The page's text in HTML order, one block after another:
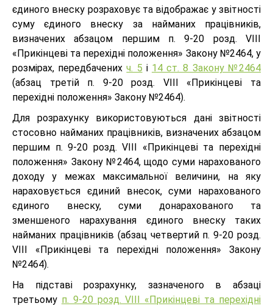
єдиного внеску розраховує та відображає у звітності
суму єдиного внеску за найманих працівників,
визначених абзацом першим п. 9-20 розд. VIII
«Прикінцеві та перехідні положення» Закону №2464, у
розмірах, передбаченихч. 5 і 14 ст. 8 Закону №2464
(абзац третій п. 9-20 розд. VIII «Прикінцеві та
перехідні положення» Закону №2464).
Для розрахунку використовуються дані звітності
стосовно найманих працівників, визначених абзацом
першим п. 9-20 розд. VIII «Прикінцеві та перехідні
положення» Закону №2464, щодо суми нарахованого
доходу у межах максимальної величини, на яку
нараховується єдиний внесок, суми нарахованого
єдиного внеску, суми донарахованого та
зменшеного нарахування єдиного внеску таких
найманих працівників (абзац четвертий п. 9-20 розд.
VIII «Прикінцеві та перехідні положення» Закону
№2464).
На підставі розрахунку, зазначеного в абзаці
третьому п. 9-20 розд. VIII «Прикінцеві та перехідні